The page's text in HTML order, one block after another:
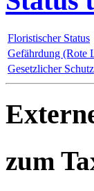
Floristischer Status
Gefährdung (Rote
Gesetzlicher Schutz
zum